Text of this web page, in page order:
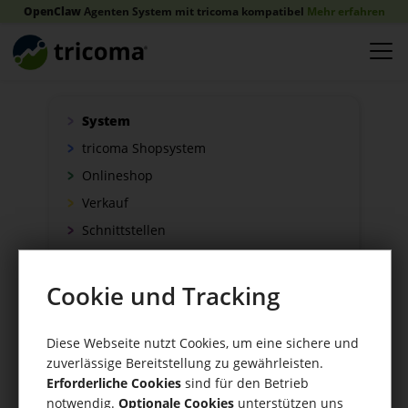
OpenClawAgenten System mit tricoma kompatibel Mehr erfahren
System
tricoma Shopsystem
Onlineshop
Verkauf
Schnittstellen
Versand
CRM Tools
Cookie und Tracking
Diese Webseite nutzt Cookies, um eine sichere und
zuverlässige Bereitstellung zu gewährleisten.
Erforderliche Cookies sind für den Betrieb
notwendig. Optionale Cookies unterstützen uns